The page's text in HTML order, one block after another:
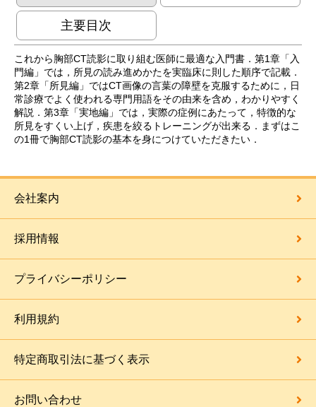
主要目次
これから胸部CT読影に取り組む医師に最適な入門書．第1章「入
門編」では，所見の読み進めかたを実臨床に則した順序で記載．
第2章「所見編」ではCT画像の言葉の障壁を克服するために，日
常診療でよく使われる専門用語をその由来を含め，わかりやすく
解説．第3章「実地編」では，実際の症例にあたって，特徴的な
所見をすくい上げ，疾患を絞るトレーニングが出来る．まずはこ
の1冊で胸部CT読影の基本を身につけていただきたい．
会社案内
採用情報
プライバシーポリシー
利用規約
特定商取引法に基づく表示
お問い合わせ